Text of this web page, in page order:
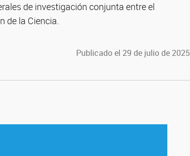
de investigación conjunta entre el
de la Ciencia.
Publicado el 29 de julio de 2025